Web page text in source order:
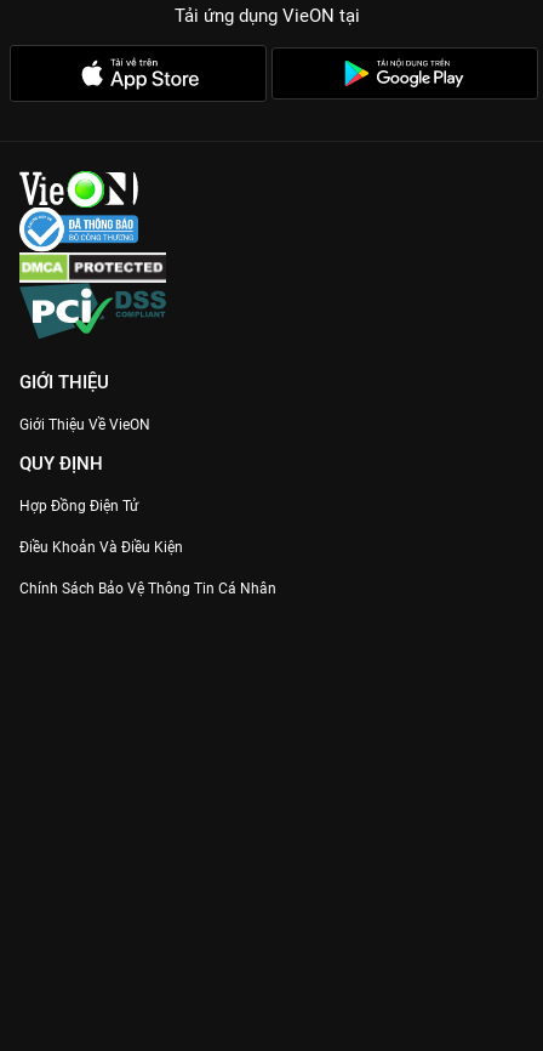
Tải ứng dụng VieON tại
GIỚI THIỆU
Giới Thiệu Về VieON
QUY ĐỊNH
Hợp Đồng Điện Tử
Điều Khoản Và Điều Kiện
Chính Sách Bảo Vệ Thông Tin Cá Nhân